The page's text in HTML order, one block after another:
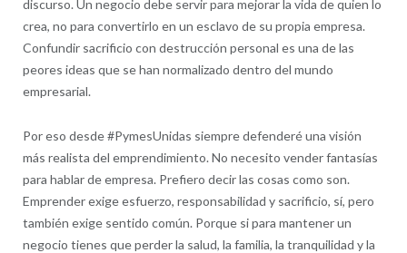
discurso. Un negocio debe servir para mejorar la vida de quien lo
crea, no para convertirlo en un esclavo de su propia empresa.
Confundir sacrificio con destrucción personal es una de las
peores ideas que se han normalizado dentro del mundo
empresarial.
Por eso desde #PymesUnidas siempre defenderé una visión
más realista del emprendimiento. No necesito vender fantasías
para hablar de empresa. Prefiero decir las cosas como son.
Emprender exige esfuerzo, responsabilidad y sacrificio, sí, pero
también exige sentido común. Porque si para mantener un
negocio tienes que perder la salud, la familia, la tranquilidad y la